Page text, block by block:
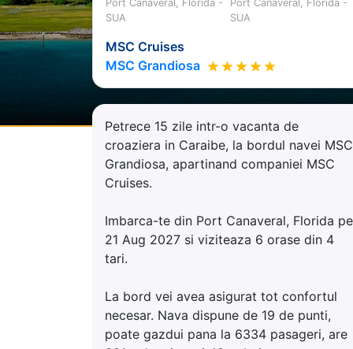
Port Canaveral, Florida -
SUA
Port Canaveral, Florida -
SUA
MSC Cruises
MSC Grandiosa
Petrece 15 zile intr-o vacanta de
croaziera in Caraibe, la bordul navei MSC
Grandiosa, apartinand companiei MSC
Cruises.
Imbarca-te din Port Canaveral, Florida pe
21 Aug 2027 si viziteaza 6 orase din 4
tari.
La bord vei avea asigurat tot confortul
necesar. Nava dispune de 19 de punti,
poate gazdui pana la 6334 pasageri, are